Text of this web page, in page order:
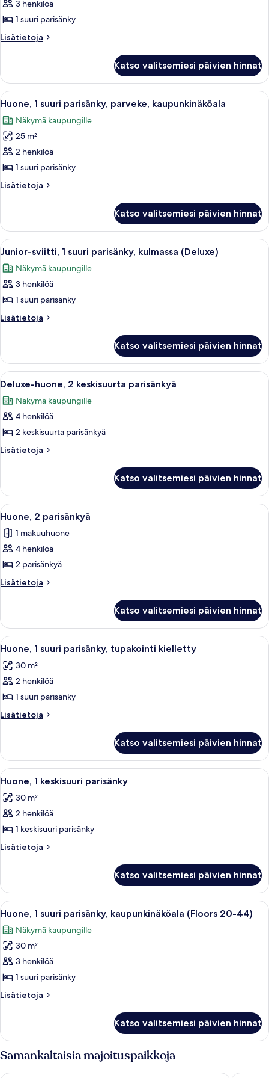
kuvat
in
Shower)
sviitti,
1
suuri
(Mobility
&
Hearing,
Bathtub)
kuvat
3 henkilöä
1 suuri parisänky
Lisätietoja
Lisätietoja
1
suuri
parisänky,
(Mobility
&
Hearing,
Bathtub)
Katso valitsemiesi päivien hinnat
Avaa
kaikki
huonetyypin
Huone,
1
suuri
parisänky,
parveke,
kuvat
Hotellihuone, jossa on moderni
8
Huone, 1 suuri parisänky, parveke, kaupunkinäköala
Näkymä kaupungille
25 m²
2 henkilöä
1 suuri parisänky
Lisätietoja
Lisätietoja
suuri
parisänky,
parveke,
Katso valitsemiesi päivien hinnat
Avaa
kaikki
huonetyypin
Junior-
sviitti,
1
kulmassa
(Deluxe)
kuvat
Hotellihuone, jossa on suuri sänky,
8
Junior-sviitti, 1 suuri parisänky, kulmassa (Deluxe)
Näkymä kaupungille
3 henkilöä
1 suuri parisänky
Lisätietoja
Lisätietoja
1
suuri
parisänky,
(Deluxe)
Katso valitsemiesi päivien hinnat
Avaa
kaikki
huonetyypin
Deluxe-
huone,
2
kuvat
Deluxe-huone, 2 keskisuurta
7
Deluxe-huone, 2 keskisuurta parisänkyä
Näkymä kaupungille
4 henkilöä
2 keskisuurta parisänkyä
Lisätietoja
Lisätietoja
2
keskisuurta
parisänkyä
Katso valitsemiesi päivien hinnat
Avaa
kaikki
huonetyypin
Huone,
2
parisänkyä
Hotellihuone, jossa on kaksi sänkyä,
5
Huone, 2 parisänkyä
1 makuuhuone
4 henkilöä
2 parisänkyä
Lisätietoja
Lisätietoja
parisänkyä
Katso valitsemiesi päivien hinnat
Avaa
kaikki
huonetyypin
Huone,
1
suuri
kielletty
kuvat
Hotellihuone, jossa on suuri sänky,
5
Huone, 1 suuri parisänky, tupakointi kielletty
30 m²
2 henkilöä
1 suuri parisänky
Lisätietoja
Lisätietoja
suuri
parisänky,
tupakointi
Katso valitsemiesi päivien hinnat
Avaa
kaikki
huonetyypin
Huone,
1
keskisuuri
Hotellihuone, jossa on suuri sänky,
4
Huone, 1 keskisuuri parisänky
30 m²
2 henkilöä
1 keskisuuri parisänky
Lisätietoja
Lisätietoja
keskisuuri
parisänky
Katso valitsemiesi päivien hinnat
Avaa
kaikki
huonetyypin
Huone,
1
suuri
parisänky,
kaupunkinäköala
20-
44)
kuvat
Hotellihuone, jossa on suuri sänky,
8
Huone, 1 suuri parisänky, kaupunkinäköala (Floors 20-44)
Näkymä kaupungille
30 m²
3 henkilöä
1 suuri parisänky
Lisätietoja
Lisätietoja
suuri
parisänky,
kaupunkinäköala
(Floors
Katso valitsemiesi päivien hinnat
Samankaltaisia majoituspaikkoja